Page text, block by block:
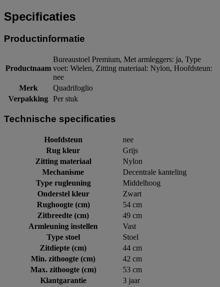
Specificaties
Productinformatie
Productnaam
Bureaustoel Premium, Met armleggers: ja, Type
voet: Wielen, Zitting materiaal: Nylon, Hoofdsteun:
nee
Merk
Quadrifoglio
Verpakking Per stuk
Technische specificaties
Hoofdsteun
nee
Rug kleur
Grijs
Zitting materiaal
Nylon
Mechanisme
Decentrale kanteling
Type rugleuning
Middelhoog
Onderstel kleur
Zwart
Rughoogte (cm)
54 cm
Zitbreedte (cm)
49 cm
Armleuning instellen
Vast
Type stoel
Stoel
Zitdiepte (cm)
44 cm
Min. zithoogte (cm)
42 cm
Max. zithoogte (cm)
53 cm
Klantgarantie
3 jaar